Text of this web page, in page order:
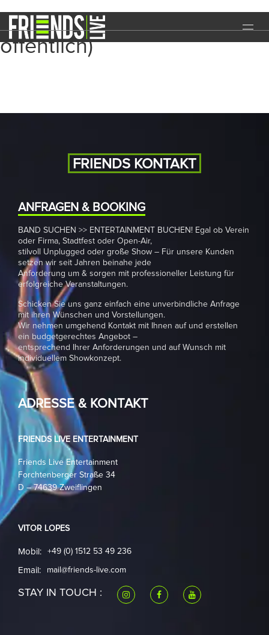
START
DOWNLOADS
KONTAKT
DATENSCHUTZ
IMPRESSUM
Business-Event (nicht
öffentlich)
FRIENDS KONTAKT
ANFRAGEN & BOOKING
BAND SUCHEN >> ENTERTAINMENT BUCHEN! Egal ob Verein
oder Firma, Stadtfest oder Open-Air,
stilvoll Unplugged oder große Show – Für unsere Kunden
setzen wir seit Jahren beinahe jede
Anforderung um & sorgen mit professioneller Leistung für
erfolgreiche Veranstaltungen.
Schicken Sie uns ganz einfach eine unverbindliche Anfrage
mit ihren Wünschen und Vorstellungen.
Wir nehmen umgehend Kontakt mit Ihnen auf und erstellen
ein budgetgerechtes Angebot –
entsprechend Ihrer Anforderungen und auf Wunsch mit
individuellem Showkonzept.
ADRESSE & KONTAKT
FRIENDS LIVE ENTERTAINMENT
Friends Live Entertainment
Forchtenberger Straße 34
D – 74639 Zweiflingen
VITOR LOPES
Mobil: +49 (0) 1512 53 49 236
Email: mail@friends-live.com
STAY IN TOUCH :